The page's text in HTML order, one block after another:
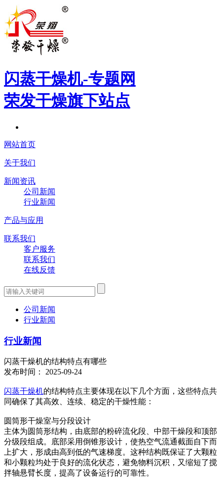
闪蒸干燥机-专题网
荣发干燥旗下站点
网站首页
关于我们
新闻资讯
公司新闻
行业新闻
产品与应用
联系我们
客户服务
联系我们
在线反馈
公司新闻
行业新闻
行业新闻
闪蒸干燥机的结构特点有哪些
发布时间： 2025-09-24
闪蒸干燥机的结构特点主要体现在以下几个方面，这些特点共
同确保了其高效、连续、稳定的干燥性能：
圆筒形干燥室与分段设计
主体为圆筒形结构，由底部的粉碎流化段、中部干燥段和顶部
分级段组成。底部采用倒锥形设计，使热空气流通截面自下而
上扩大，形成由高到低的气速梯度。这种结构既保证了大颗粒
和小颗粒均处于良好的流化状态，避免物料沉积，又缩短了搅
拌轴悬臂长度，提高了设备运行的可靠性。